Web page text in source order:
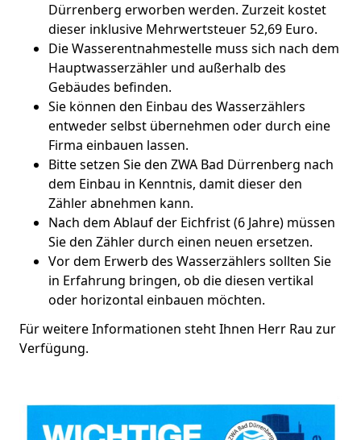
Dürrenberg erworben werden. Zurzeit kostet
dieser inklusive Mehrwertsteuer 52,69 Euro.
Die Wasserentnahmestelle muss sich nach dem
Hauptwasserzähler und außerhalb des
Gebäudes befinden.
Sie können den Einbau des Wasserzählers
entweder selbst übernehmen oder durch eine
Firma einbauen lassen.
Bitte setzen Sie den ZWA Bad Dürrenberg nach
dem Einbau in Kenntnis, damit dieser den
Zähler abnehmen kann.
Nach dem Ablauf der Eichfrist (6 Jahre) müssen
Sie den Zähler durch einen neuen ersetzen.
Vor dem Erwerb des Wasserzählers sollten Sie
in Erfahrung bringen, ob die diesen vertikal
oder horizontal einbauen möchten.
Für weitere Informationen steht Ihnen Herr Rau zur
Verfügung.